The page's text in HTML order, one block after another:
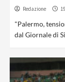
Redazione
"Palermo,
dal Giornale di